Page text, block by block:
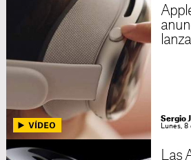
Sergio
Lunes, 8
Las